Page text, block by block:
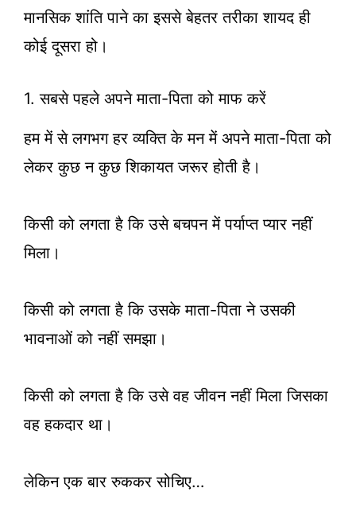
मानसिक शांति पाने का इससे बेहतर तरीका शायद ही
कोई दूसरा हो।
1. सबसे पहले अपने माता-पिता को माफ करें
हम में से लगभग हर व्यक्ति के मन में अपने माता-पिता को
लेकर कुछ न कुछ शिकायत जरूर होती है।
किसी को लगता है कि उसे बचपन में पर्याप्त प्यार नहीं
मिला।
किसी को लगता है कि उसके माता-पिता ने उसकी
भावनाओं को नहीं समझा।
किसी को लगता है कि उसे वह जीवन नहीं मिला जिसका
वह हकदार था।
लेकिन एक बार रुककर सोचिए…